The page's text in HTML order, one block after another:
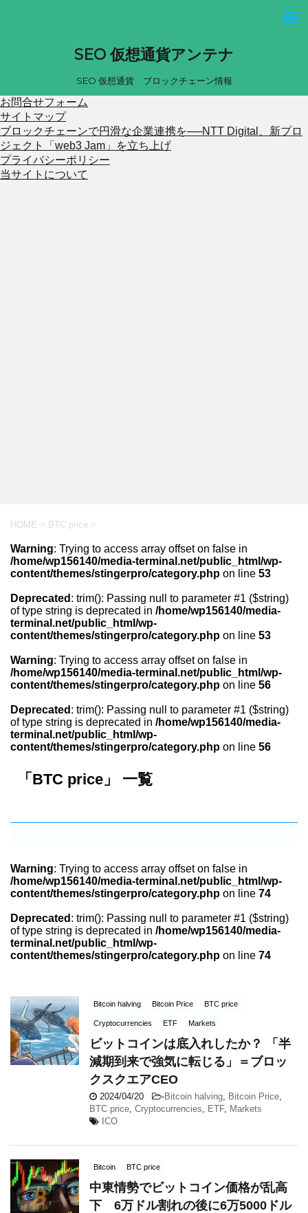
SEO 仮想通貨アンテナ
SEO 仮想通貨 ブロックチェーン情報
お問合せフォーム
サイトマップ
ブロックチェーンで円滑な企業連携を──NTT Digital、新プロ
ジェクト「web3 Jam」を立ち上げ
プライバシーポリシー
当サイトについて
HOME > BTC price >
Warning: Trying to access array offset on false in
/home/wp156140/media-terminal.net/public_html/wp-
content/themes/stingerpro/category.php on line 53
Deprecated : trim(): Passing null to parameter #1 ($string)
of type string is deprecated in /home/wp156140/media-
terminal.net/public_html/wp-
content/themes/stingerpro/category.php on line 53
Warning: Trying to access array offset on false in
/home/wp156140/media-terminal.net/public_html/wp-
content/themes/stingerpro/category.php on line 56
Deprecated : trim(): Passing null to parameter #1 ($string)
of type string is deprecated in /home/wp156140/media-
terminal.net/public_html/wp-
content/themes/stingerpro/category.php on line 56
「BTC price」 一覧
Warning: Trying to access array offset on false in
/home/wp156140/media-terminal.net/public_html/wp-
content/themes/stingerpro/category.php on line 74
Deprecated : trim(): Passing null to parameter #1 ($string)
of type string is deprecated in /home/wp156140/media-
terminal.net/public_html/wp-
content/themes/stingerpro/category.php on line 74
Bitcoin halving Bitcoin Price BTC price
Cryptocurrencies ETF Markets
ビットコインは底入れしたか？ 「半
減期到来で強気に転じる」＝ブロッ
クスクエアCEO
2024/04/20 -Bitcoin halving Bitcoin Price
BTC price Cryptocurrencies ETF, Markets
ICO
Bitcoin BTC price
中東情勢でビットコイン価格が乱高
下 6万ドル割れの後に6万5000ドル